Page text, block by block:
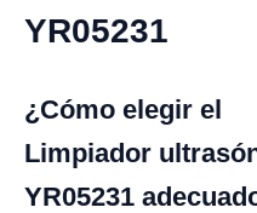
YR05231
¿Cómo elegir el
Limpiador
YR05231